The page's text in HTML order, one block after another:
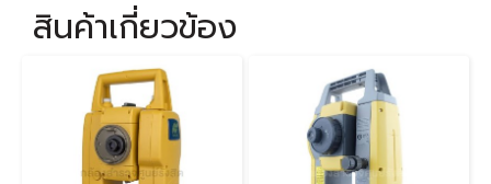
สินค้าเกี่ยวข้อง